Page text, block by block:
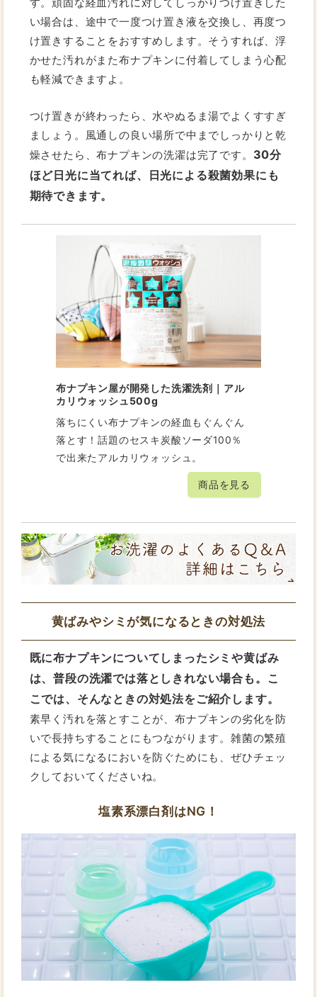
す。頑固な経血汚れに対してしっかりつけ置きした
い場合は、途中で一度つけ置き液を交換し、再度つ
け置きすることをおすすめします。そうすれば、浮
かせた汚れがまた布ナプキンに付着してしまう心配
も軽減できますよ。
つけ置きが終わったら、水やぬるま湯でよくすすぎ
ましょう。風通しの良い場所で中までしっかりと乾
燥させたら、布ナプキンの洗濯は完了です。 30分
ほど日光に当てれば、日光による殺菌効果にも
期待できます。
布ナプキン屋が開発した洗濯洗剤｜アル
カリウォッシュ500g
落ちにくい布ナプキンの経血もぐんぐん
落とす！話題のセスキ炭酸ソーダ100％
で出来たアルカリウォッシュ。
商品を見る
黄ばみやシミが気になるときの対処法
既に布ナプキンについてしまったシミや黄ばみ
は、普段の洗濯では落としきれない場合も。こ
こでは、そんなときの対処法をご紹介します。
素早く汚れを落とすことが、布ナプキンの劣化を防
いで長持ちすることにもつながります。雑菌の繁殖
による気になるにおいを防ぐためにも、ぜひチェッ
クしておいてくださいね。
塩素系漂白剤はNG！